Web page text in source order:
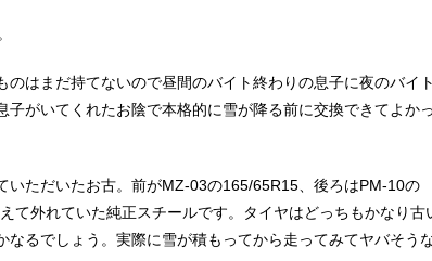
はまだ持てないので昼間のバイト終わりの息子に夜のバイト
がいてくれたお陰で本格的に雪が降る前に交換できてよかっ
いただいたお古。前がMZ-03の165/65R15、後ろはPM-10の
て外れていた純正スチールです。タイヤはどっちもかなり古
るでしょう。実際に雪が積もってから走ってみてヤバそう